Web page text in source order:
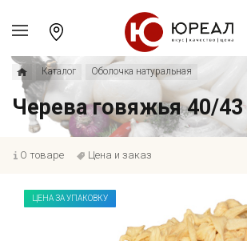
Каталог Оболочка натуральная
Черева говяжья 40/
О товаре Цена и заказ
ЦЕНА ЗА УПАКОВКУ